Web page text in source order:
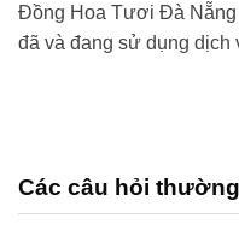
Đồng Hoa Tươi Đà Nẵng
đã và đang sử dụng dịch
Các câu hỏi